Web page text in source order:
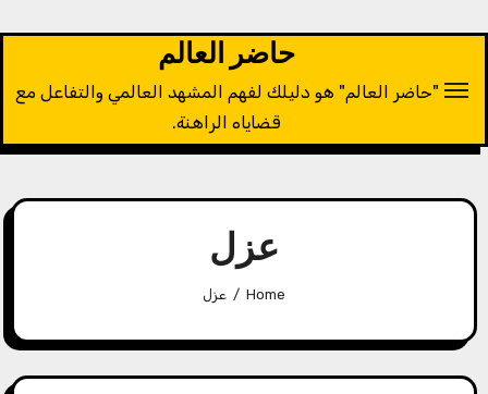
حاضر العالم
"حاضر العالم" هو دليلك لفهم المشهد العالمي والتفاعل مع
قضاياه الراهنة.
عزل
Home عزل